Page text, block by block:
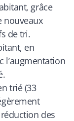
grâce
nouveaux
de tri.
en
l’augmentation
trié (33
des